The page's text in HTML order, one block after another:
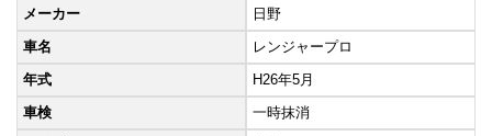
メーカー
日野
車名
レンジャープロ
年式
H26年5月
車検
一時抹消